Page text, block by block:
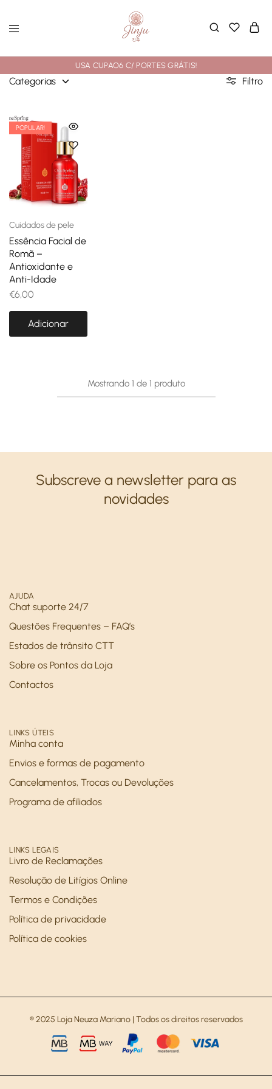
USA CUPAO6 C/ PORTES GRÁTIS!
Categorias Filtro
POPULAR!
Cuidados de pele
Essência Facial de
Romã –
Antioxidante e
Anti-Idade
€6,00
Adicionar
Mostrando1 de 1 produto
Subscreve a newsletter para as
novidades
AJUDA
Chat suporte 24/7
Questões Frequentes – FAQ’s
Estados de trânsito CTT
Sobre os Pontos da Loja
Contactos
LINKS ÚTEIS
Minha conta
Envios e formas de pagamento
Cancelamentos, Trocas ou Devoluções
Programa de afiliados
LINKS LEGAIS
Livro de Reclamações
Resolução de Litígios Online
Termos e Condições
Política de privacidade
Política de cookies
® 2025 Loja Neuza Mariano | Todos os direitos reservados